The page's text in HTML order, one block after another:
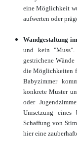
eine Möglichkeit
aufwerten oder
Wandgestaltung
und kein "Muss".
gestrichene
die Möglichkeiten
Babyzimmer
konkrete Muster
oder
Umsetzung
Schaffung von
hier eine